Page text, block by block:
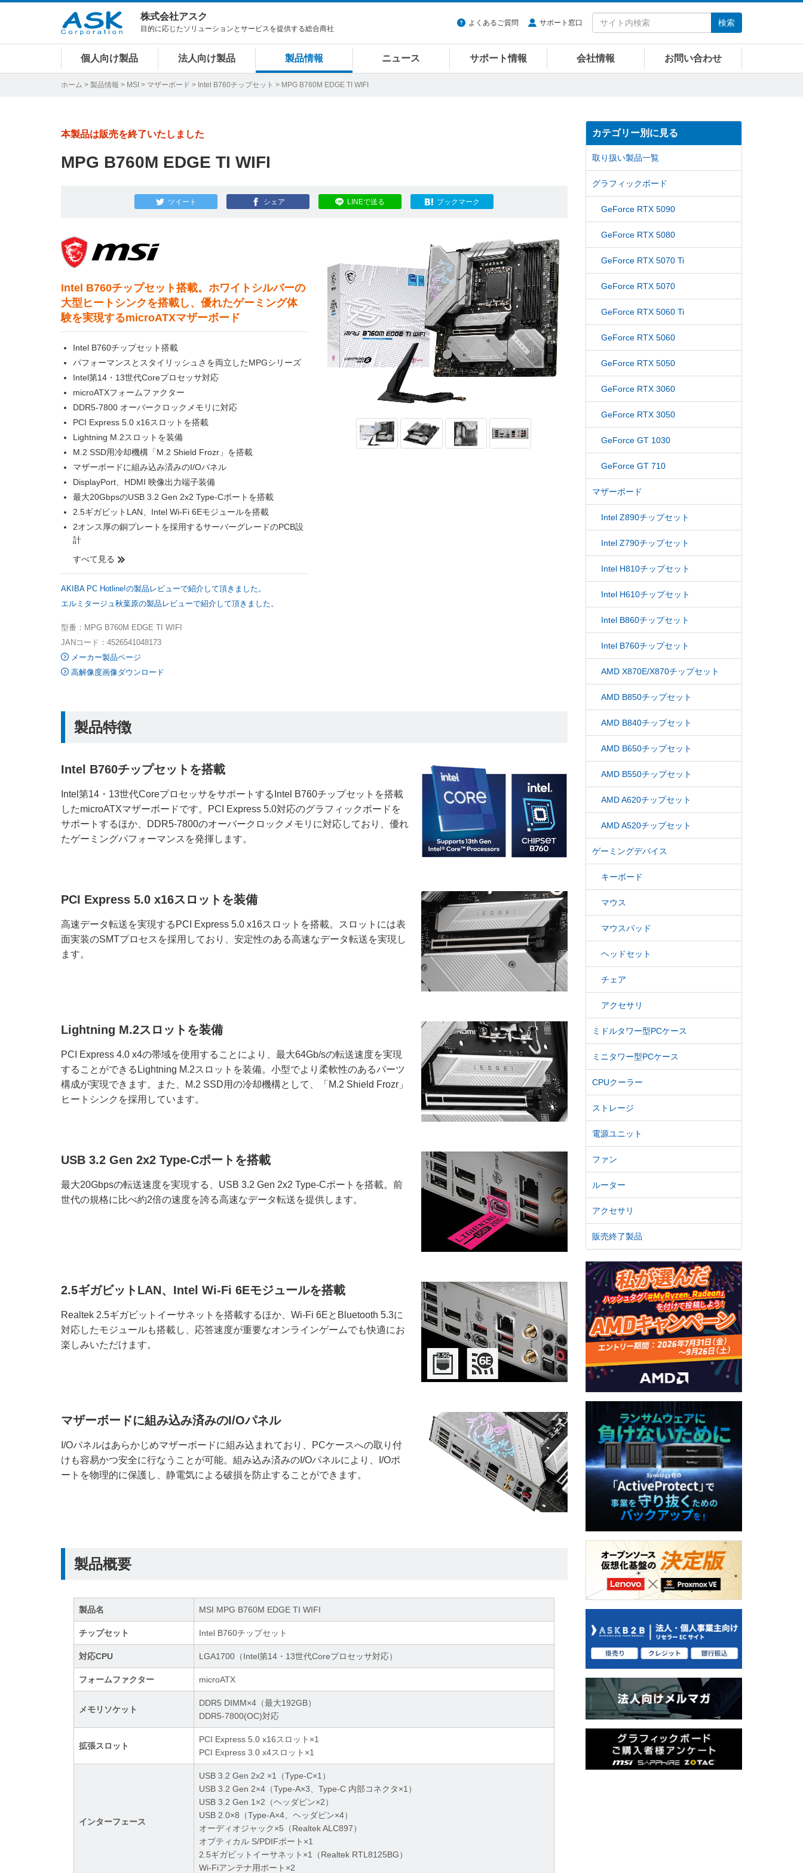
株式会社アスク
目的に応じたソリューションとサービスを提供する総合商社
よくあるご質問 サポート窓口 検索
個人向け製品 法人向け製品 製品情報 ニュース サポート情報 会社情報 お問い合わせ
ホーム > 製品情報 > MSI > マザーボード > Intel B760チップセット > MPG B760M EDGE TI WIFI
本製品は販売を終了いたしました
MPG B760M EDGE TI WIFI
ツイート シェア LINEで送る ブックマーク
Intel B760チップセット搭載。ホワイトシルバーの
大型ヒートシンクを搭載し、優れたゲーミング体
験を実現するmicroATXマザーボード
Intel B760チップセット搭載
パフォーマンスとスタイリッシュさを両立したMPGシリーズ
Intel第14・13世代Coreプロセッサ対応
microATXフォームファクター
DDR5-7800 オーバークロックメモリに対応
PCI Express 5.0 x16スロットを搭載
Lightning M.2スロットを装備
M.2 SSD用冷却機構「M.2 Shield Frozr」を搭載
マザーボードに組み込み済みのI/Oパネル
DisplayPort、HDMI 映像出力端子装備
最大20GbpsのUSB 3.2 Gen 2x2 Type-Cポートを搭載
2.5ギガビットLAN、Intel Wi-Fi 6Eモジュールを搭載
2オンス厚の銅プレートを採用するサーバーグレードのPCB設
計
すべて見る
AKIBA PC Hotline!の製品レビューで紹介して頂きました。
エルミタージュ秋葉原の製品レビューで紹介して頂きました。
型番：MPG B760M EDGE TI WIFI
JANコード：4526541048173
メーカー製品ページ
高解像度画像ダウンロード
製品特徴
Intel B760チップセットを搭載
Intel第14・13世代CoreプロセッサをサポートするIntel B760チップセットを搭載
したmicroATXマザーボードです。PCI Express 5.0対応のグラフィックボードを
サポートするほか、DDR5-7800のオーバークロックメモリに対応しており、優れ
たゲーミングパフォーマンスを発揮します。
PCI Express 5.0 x16スロットを装備
高速データ転送を実現するPCI Express 5.0 x16スロットを搭載。スロットには表
面実装のSMTプロセスを採用しており、安定性のある高速なデータ転送を実現し
ます。
Lightning M.2スロットを装備
PCI Express 4.0 x4の帯域を使用することにより、最大64Gb/sの転送速度を実現
することができるLightning M.2スロットを装備。小型でより柔軟性のあるパーツ
構成が実現できます。また、M.2 SSD用の冷却機構として、「M.2 Shield Frozr」
ヒートシンクを採用しています。
USB 3.2 Gen 2x2 Type-Cポートを搭載
最大20Gbpsの転送速度を実現する、USB 3.2 Gen 2x2 Type-Cポートを搭載。前
世代の規格に比べ約2倍の速度を誇る高速なデータ転送を提供します。
2.5ギガビットLAN、Intel Wi-Fi 6Eモジュールを搭載
Realtek 2.5ギガビットイーサネットを搭載するほか、Wi-Fi 6EとBluetooth 5.3に
対応したモジュールも搭載し、応答速度が重要なオンラインゲームでも快適にお
楽しみいただけます。
マザーボードに組み込み済みのI/Oパネル
I/Oパネルはあらかじめマザーボードに組み込まれており、PCケースへの取り付
けも容易かつ安全に行なうことが可能。組み込み済みのI/Oパネルにより、I/Oポ
ートを物理的に保護し、静電気による破損を防止することができます。
製品概要
製品名 MSI MPG B760M EDGE TI WIFI
チップセット Intel B760チップセット
対応CPU LGA1700（Intel第14・13世代Coreプロセッサ対応）
フォームファクター microATX
メモリソケット
DDR5 DIMM×4（最大192GB）
DDR5-7800(OC)対応
拡張スロット
PCI Express 5.0 x16スロット×1
PCI Express 3.0 x4スロット×1
インターフェース
USB 3.2 Gen 2x2 ×1（Type-C×1）
USB 3.2 Gen 2×4（Type-A×3、Type-C 内部コネクタ×1）
USB 3.2 Gen 1×2（ヘッダピン×2）
USB 2.0×8（Type-A×4、ヘッダピン×4）
オーディオジャック×5（Realtek ALC897）
オプティカル S/PDIFポート×1
2.5ギガビットイーサネット×1（Realtek RTL8125BG）
Wi-Fiアンテナ用ポート×2
カテゴリー別に見る
取り扱い製品一覧
グラフィックボード
GeForce RTX 5090
GeForce RTX 5080
GeForce RTX 5070 Ti
GeForce RTX 5070
GeForce RTX 5060 Ti
GeForce RTX 5060
GeForce RTX 5050
GeForce RTX 3060
GeForce RTX 3050
GeForce GT 1030
GeForce GT 710
マザーボード
Intel Z890チップセット
Intel Z790チップセット
Intel H810チップセット
Intel H610チップセット
Intel B860チップセット
Intel B760チップセット
AMD X870E/X870チップセット
AMD B850チップセット
AMD B840チップセット
AMD B650チップセット
AMD B550チップセット
AMD A620チップセット
AMD A520チップセット
ゲーミングデバイス
キーボード
マウス
マウスパッド
ヘッドセット
チェア
アクセサリ
ミドルタワー型PCケース
ミニタワー型PCケース
CPUクーラー
ストレージ
電源ユニット
ファン
ルーター
アクセサリ
販売終了製品